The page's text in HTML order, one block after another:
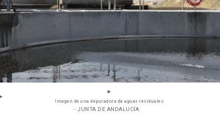
Imagen de una depuradora de aguas residuales.
- JUNTA DE ANDALUCÍA